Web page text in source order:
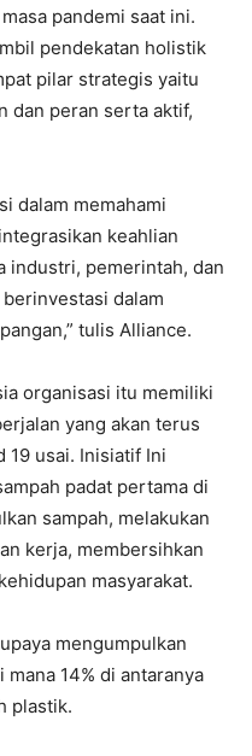
pandemi saat ini.
pendekatan holistik
pilar strategis yaitu
dan peran serta aktif,
dalam memahami
keahlian
industri, pemerintah, dan
dalam
tulis Alliance.
organisasi itu memiliki
yang akan terus
19 usai. Inisiatif Ini
padat pertama di
sampah, melakukan
kerja, membersihkan
masyarakat.
mengumpulkan
14% di antaranya
plastik.